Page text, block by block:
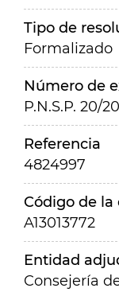
Tipo de
Formalizado
Número de
P.N.S.P. 20/
Referencia
4824997
Código de la
A13013772
Entidad
Consejería